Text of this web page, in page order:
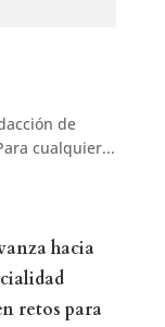
de
cualquier...
hacia
retos para